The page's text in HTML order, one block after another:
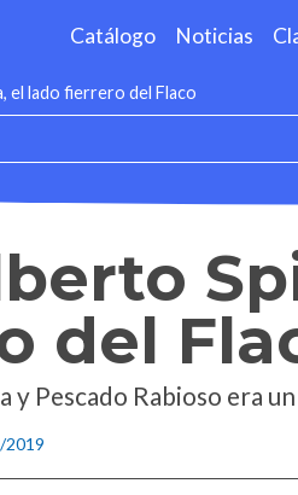
Catálogo Noticias
el lado fierrero del Flaco
del
y Pescado Rabioso era
2019